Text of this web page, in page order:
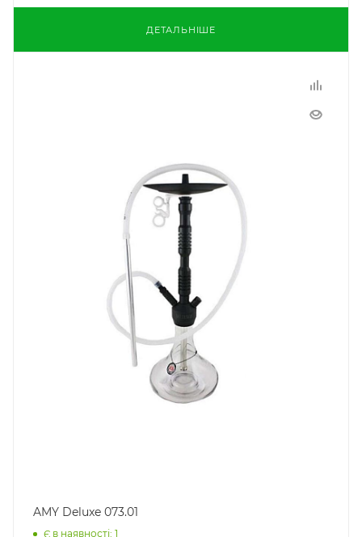
ДЕТАЛЬНІШЕ
AMY Deluxe 073.01
Є в наявності: 1